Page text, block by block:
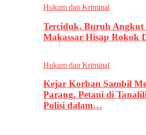
Hukum dan Kriminal
Terciduk, Buruh
Makassar Hisap Rokok
Hukum dan Kriminal
Kejar Korban Sambil
Parang, Petani di
Polisi dalam…